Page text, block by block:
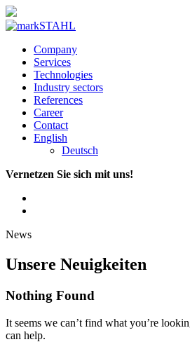
Company
Services
Technologies
Industry sectors
References
Career
Contact
English
Deutsch
Vernetzen Sie sich mit uns!
News
Unsere Neuigkeiten
Nothing Found
It seems we can’t find what you’re
can help.